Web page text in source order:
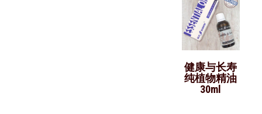
健康与长寿
纯植物精油
30ml